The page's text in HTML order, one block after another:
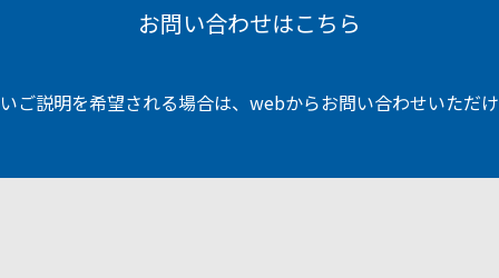
お問い合わせはこちら
ご説明を希望される場合は、 webからお問い合わせいただ